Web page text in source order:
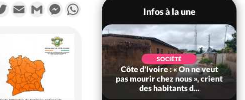
TwitterEmail Gmail MessengerWhatsApp
Infos à la une
POLITIQUE
d'Ivoire : Décrispation ?
Mamadou Traoré ex
de Soro a recou...
SOCIÉTÉ
Côte d'Ivoire : « On ne veut
pas mourir chez nous », crient
des habitants d...